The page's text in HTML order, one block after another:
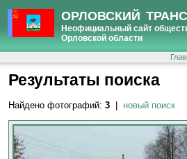
ОРЛОВСКИЙ
Неофициальный сайт
Орловской области
Результаты поиска
Найдено фотографий: 3 новый поиск